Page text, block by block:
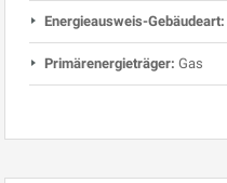
Energieausweis-Gebäudeart:
Primärenergieträger: Gas